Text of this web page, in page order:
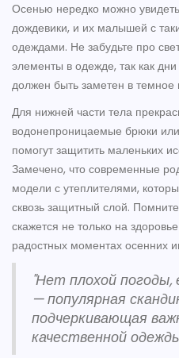
Осенью нередко можно
дождевики, и их малышей с
одеждами. Не забудьте про
элементы в одежде, так как
должен быть заметен в темное
Для нижней части тела
водонепроницаемые брюки
помогут защитить маленьких
Замечено, что современные
модели с утеплителями,
сквозь защитный слой.
скажется не только на
радостных моментах осенних
"Нет плохой погоды,
— популярная
подчеркивающая
качественной